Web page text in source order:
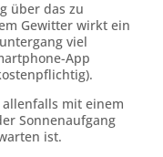
über das zu
Gewitter wirkt ein
viel
App
mit einem
Sonnenaufgang
ist.